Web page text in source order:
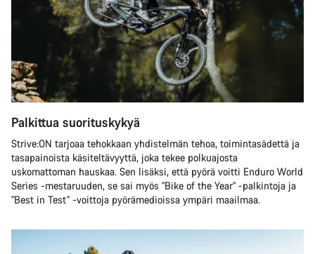
Palkittua suorituskykyä
Strive:ON tarjoaa tehokkaan yhdistelmän tehoa, toimintasädettä ja
tasapainoista käsiteltävyyttä, joka tekee polkuajosta
uskomattoman hauskaa. Sen lisäksi, että pyörä voitti Enduro World
Series -mestaruuden, se sai myös "Bike of the Year" -palkintoja ja
"Best in Test" -voittoja pyörämedioissa ympäri maailmaa.